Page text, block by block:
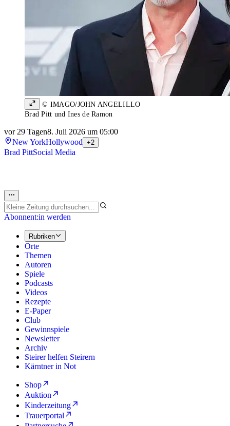
© IMAGO/JOHN ANGELILLO
Brad Pitt und Ines de Ramon
vor 29 Tagen8. Juli 2026 um 05:00
New YorkHollywood +2
Brad PittSocial Media
Abonnent:in werden
Rubriken
Orte
Themen
Autoren
Spiele
Podcasts
Videos
Rezepte
E-Paper
Club
Gewinnspiele
Newsletter
Archiv
Steirer helfen Steirern
Kärntner in Not
Shop
Auktion
Kinderzeitung
Trauerportal